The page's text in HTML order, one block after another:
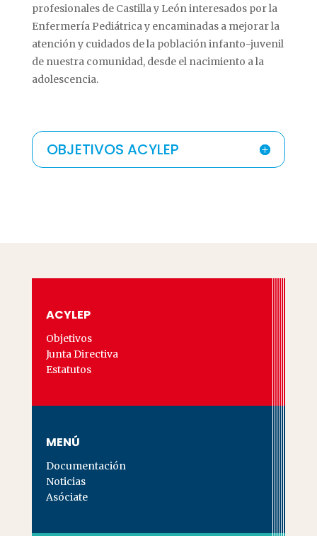
profesionales de Castilla y León interesados por la
Enfermería Pediátrica y encaminadas a mejorar la
atención y cuidados de la población infanto-juvenil
de nuestra comunidad, desde el nacimiento a la
adolescencia.
OBJETIVOS ACYLEP
ACYLEP
Objetivos
Junta Directiva
Estatutos
MENÚ
Documentación
Noticias
Asóciate